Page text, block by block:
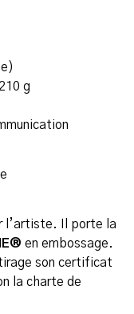
g
l’artiste. Il porte la
en embossage.
son certificat
la charte de